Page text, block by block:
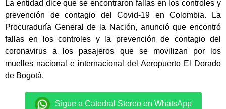
La entidad dice que se encontraron fallas en los controles y
prevención de contagio del Covid-19 en Colombia. La
Procuraduría General de la Nación, anunció que encontró
fallas en los controles y la prevención de contagio del
coronavirus a los pasajeros que se movilizan por los
muelles nacional e internacional del Aeropuerto El Dorado
de Bogotá.
Sigue a Catedral Stereo en WhatsApp